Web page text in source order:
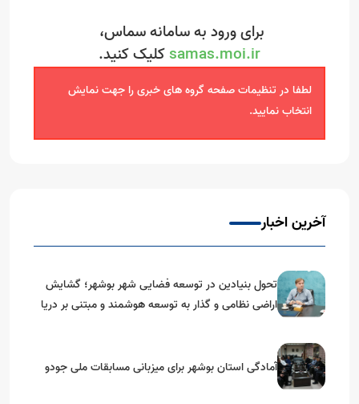
برای ورود به سامانه سماس،
samas.moi.irکلیک کنید.
لطفا در تنظیمات صفحه گروه های خبری را جهت نمایش
انتخاب نمایید.
آخرین اخبار
تحول بنیادین در توسعه فضایی شهر بوشهر؛ گشایش
اراضی نظامی و گذار به توسعه هوشمند و مبتنی بر دریا
آمادگی استان بوشهر برای میزبانی مسابقات ملی جودو